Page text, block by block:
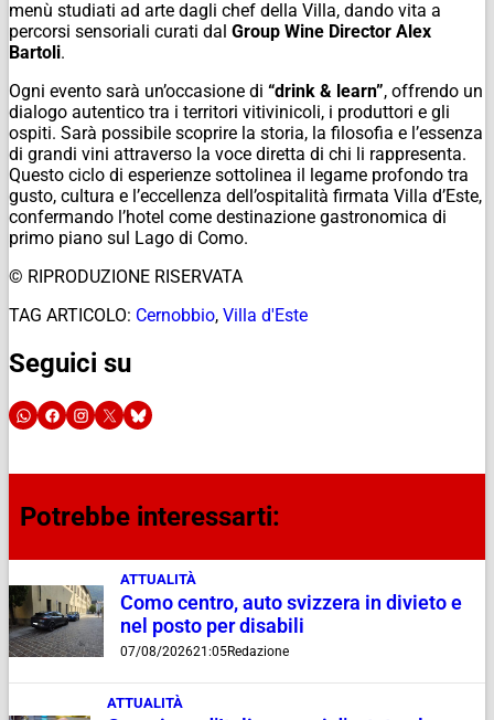
menù studiati ad arte dagli chef della Villa, dando vita a
percorsi sensoriali curati dal Group Wine Director Alex
Bartoli.
Ogni evento sarà un’occasione di “drink & learn”, offrendo un
dialogo autentico tra i territori vitivinicoli, i produttori e gli
ospiti. Sarà possibile scoprire la storia, la filosofia e l’essenza
di grandi vini attraverso la voce diretta di chi li rappresenta.
Questo ciclo di esperienze sottolinea il legame profondo tra
gusto, cultura e l’eccellenza dell’ospitalità firmata Villa d’Este,
confermando l’hotel come destinazione gastronomica di
primo piano sul Lago di Como.
© RIPRODUZIONE RISERVATA
TAG ARTICOLO: Cernobbio, Villa d'Este
Seguici su
Potrebbe interessarti:
ATTUALITÀ
Como centro, auto svizzera in divieto e
nel posto per disabili
07/08/202621:05Redazione
ATTUALITÀ